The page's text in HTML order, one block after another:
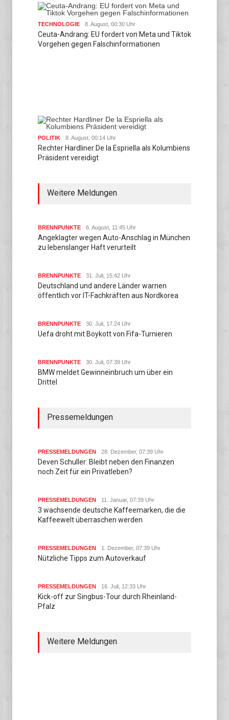
TECHNOLOGIE 8. August, 00:30 Uhr
Ceuta-Andrang: EU fordert von Meta und Tiktok
Vorgehen gegen Falschinformationen
POLITIK 8. August, 00:14 Uhr
Rechter Hardliner De la Espriella als Kolumbiens
Präsident vereidigt
Weitere Meldungen
BRENNPUNKTE 6. August, 11:45 Uhr
Angeklagter wegen Auto-Anschlag in München
zu lebenslanger Haft verurteilt
BRENNPUNKTE 31. Juli, 15:42 Uhr
Deutschland und andere Länder warnen
öffentlich vor IT-Fachkräften aus Nordkorea
BRENNPUNKTE 30. Juli, 17:24 Uhr
Uefa droht mit Boykott von Fifa-Turnieren
BRENNPUNKTE 30. Juli, 07:39 Uhr
BMW meldet Gewinneinbruch um über ein
Drittel
Pressemeldungen
PRESSEMELDUNGEN 28. Dezember, 07:39 Uhr
Deven Schuller: Bleibt neben den Finanzen
noch Zeit für ein Privatleben?
PRESSEMELDUNGEN 11. Januar, 07:39 Uhr
3 wachsende deutsche Kaffeemarken, die die
Kaffeewelt überraschen werden
PRESSEMELDUNGEN 1. Dezember, 07:39 Uhr
Nützliche Tipps zum Autoverkauf
PRESSEMELDUNGEN 16. Juli, 12:33 Uhr
Kick-off zur Singbus-Tour durch Rheinland-
Pfalz
Weitere Meldungen